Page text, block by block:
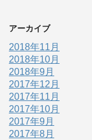
アーカイブ
2018年11月
2018年10月
2018年9月
2017年12月
2017年11月
2017年10月
2017年9月
2017年8月